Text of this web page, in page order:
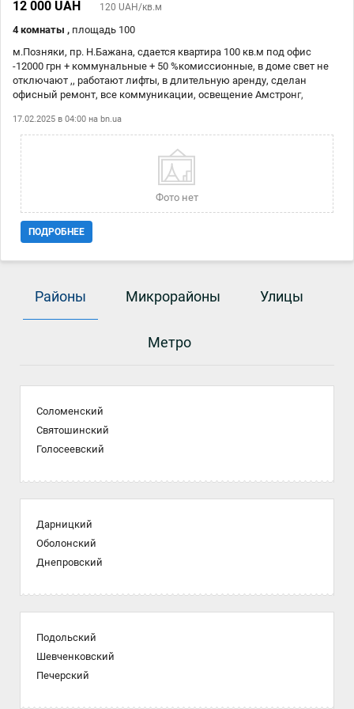
12 000 UAH
120 UAH/кв.м
4 комнаты , площадь 100
м.Позняки, пр. Н.Бажана, сдается квартира 100 кв.м под офис
-12000 грн + коммунальные + 50 %комиссионные, в доме свет не
отключают ,, работают лифты, в длительную аренду, сделан
офисный ремонт, все коммуникации, освещение Амстронг,
ламинат, ковровые покрытия, 4 кабинета, 2лоджии, стеклопакеты,
вся инфраструктура, остановки общественого транспорта,
м.Позняки и Осокорки в пешей доступности, супермаркеты и ТЦ
Ривер Молл, Алладин,Пирамида. Аркадия ,Днеп | Эксклюзивный
договор.
17.02.2025 в 04:00 на bn.ua
Фото нет
ПОДРОБНЕЕ
Районы Микрорайоны Улицы
Метро
Соломенский
Святошинский
Голосеевский
Дарницкий
Оболонский
Днепровский
Подольский
Шевченковский
Печерский